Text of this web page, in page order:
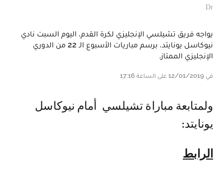
Dr
يواجه فريق تشيلسي الإنجليزي لكرة القدم، اليوم السبت نادي
نيوكاسل يونايتد، برسم مباريات الأسبوع الـ 22 من الدوري
الإنجليزي الممتاز.
في 12/01/2019 على الساعة 17:16
ولمتابعة مباراة تشيلسي أمام نيوكاسل
يونايتد:
الرابط